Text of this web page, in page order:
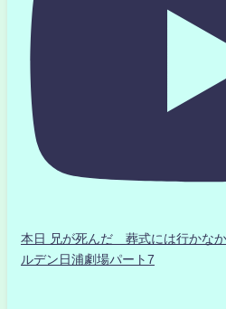
本日 兄が死んだ 葬式には行かな
ルデン日浦劇場パート7